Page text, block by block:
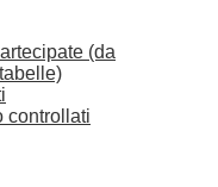
(da
controllati